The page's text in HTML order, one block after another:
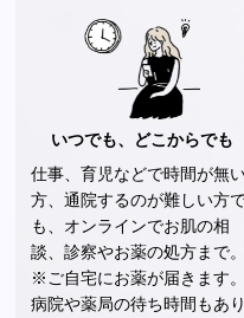
いつでも、どこからでも
仕事、育児などで時間が無
方、通院するのが難しい方
も、オンラインでお肌の相
談、診察やお薬の処方まで。
※ご自宅にお薬が届きます。
病院や薬局の待ち時間もあり